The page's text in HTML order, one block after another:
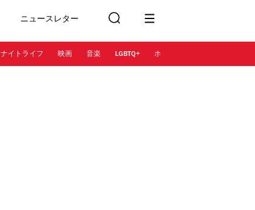
ニュースレター
に登録
索
ナイトライフ 映画 音楽 LGBTQ+ ホテル